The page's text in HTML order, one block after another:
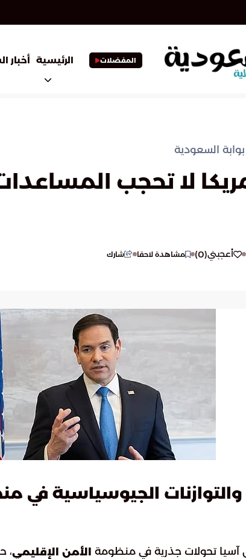
المفضلات الرئيسية أخبار
بوابة السعودية
لا تحجب
أعجبني(
0
) مشاهدة لاحقا شارك
والتوازنات الجيوسياسية في
تحولات جذرية في منظومة الأمن الإقليمي،